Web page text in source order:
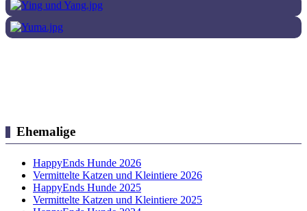
Ehemalige
HappyEnds Hunde 2026
Vermittelte Katzen und Kleintiere 2026
HappyEnds Hunde 2025
Vermittelte Katzen und Kleintiere 2025